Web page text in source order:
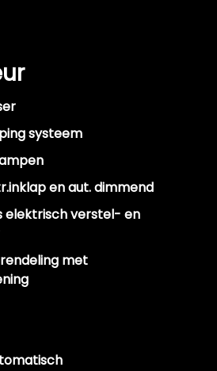
systeem
en aut. dimmend
elektrisch verstel- en
met